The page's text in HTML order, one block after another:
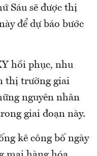
Sáu sẽ được thị
để dự báo bước
hồi phục, nhu
thị trường giai
nguyên nhân
giai đoạn này.
kê công bố ngày